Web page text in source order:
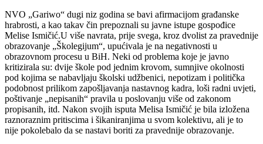
NVO „Gariwo“ dugi niz godina se bavi afirmacijom građanske
hrabrosti, a kao takav čin prepoznali su javne istupe gospođice
Melise Ismičić.U više navrata, prije svega, kroz dvolist za pravednije
obrazovanje „Školegijum“, upućivala je na negativnosti u
obrazovnom procesu u BiH. Neki od problema koje je javno
kritizirala su: dvije škole pod jednim krovom, sumnjive okolnosti
pod kojima se nabavljaju školski udžbenici, nepotizam i politička
podobnost prilikom zapošljavanja nastavnog kadra, loši radni uvjeti,
poštivanje „nepisanih“ pravila u poslovanju više od zakonom
propisanih, itd. Nakon svojih isputa Melisa Ismičić je bila izložena
raznoraznim pritiscima i šikaniranjima u svom kolektivu, ali je to
nije pokolebalo da se nastavi boriti za pravednije obrazovanje.